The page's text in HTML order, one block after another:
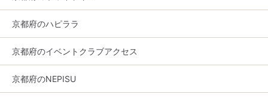
京都府のハピララ
京都府のイベントクラブアクセス
京都府のNEPISU